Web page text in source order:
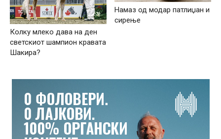
Колку млеко дава на ден
светскиот шампион кравата
Шакира?
Намаз од модар патлиџан и
сирење